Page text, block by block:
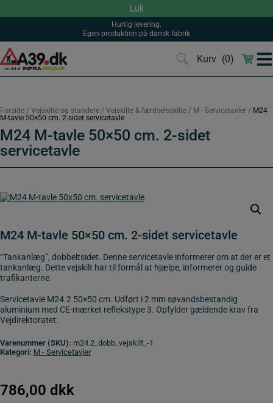
Luk
Hurtig levering.
Egen produktion på dansk fabrik
Kurv (0)
(0)
Forside / Vejskilte og standere / Vejskilte & færdselsskilte / M - Servicetavler / M24
M-tavle 50×50 cm. 2-sidet servicetavle
M24 M-tavle 50×50 cm. 2-sidet
servicetavle
M24 M-tavle 50×50 cm. 2-sidet servicetavle
“Tankanlæg”, dobbeltsidet. Denne servicetavle informerer om at der er et
tankanlæg. Dette vejskilt har til formål at hjælpe, informerer og guide
trafikanterne.
Servicetavle M24.2 50×50 cm. Udført i 2 mm søvandsbestandig
aluminium med CE-mærket reflekstype 3. Opfylder gældende krav fra
Vejdirektoratet.
Varenummer (SKU): m24.2_dobb_vejskilt_-1
Kategori: M - Servicetavler
786,00 dkk